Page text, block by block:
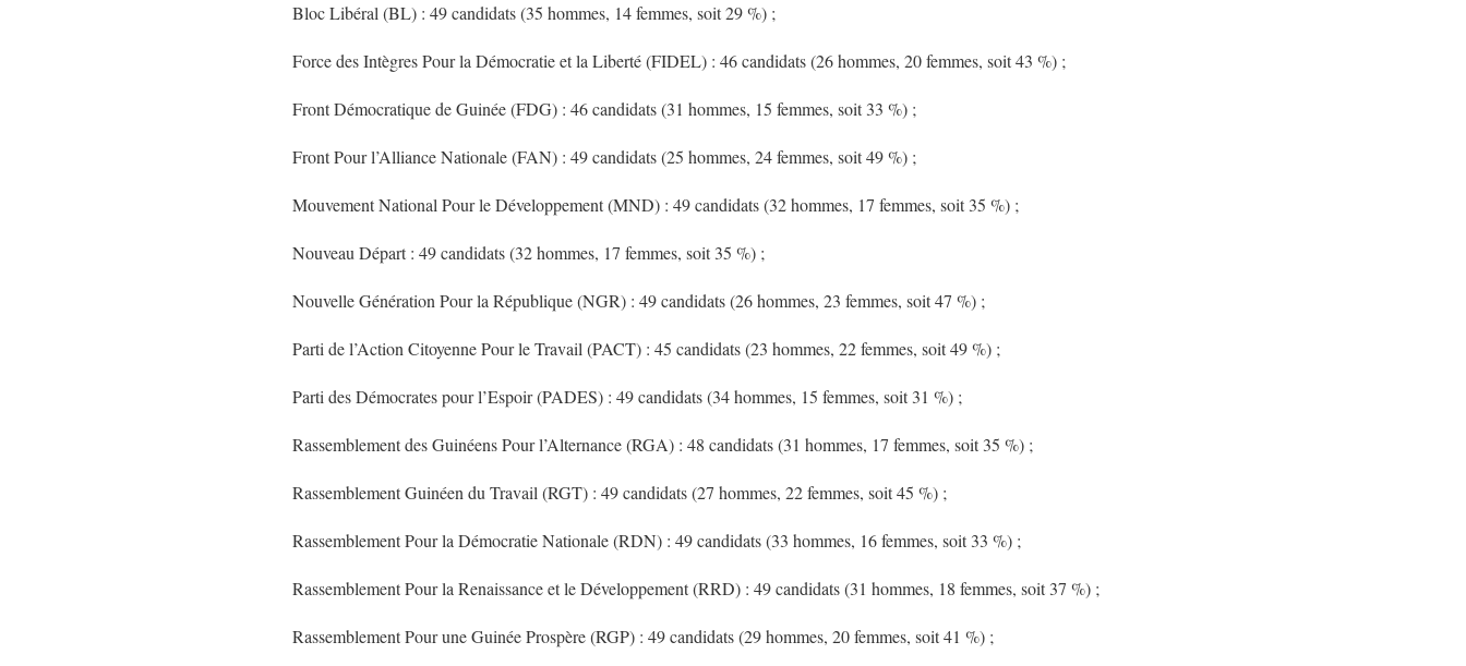
Bloc Libéral (BL) : 49 candidats (35 hommes, 14 femmes, soit 29 %) ;
Force des Intègres Pour la Démocratie et la Liberté (FIDEL) : 46 candidats (26 hommes, 20 femmes, soit 43 %) ;
Front Démocratique de Guinée (FDG) : 46 candidats (31 hommes, 15 femmes, soit 33 %) ;
Front Pour l’Alliance Nationale (FAN) : 49 candidats (25 hommes, 24 femmes, soit 49 %) ;
Mouvement National Pour le Développement (MND) : 49 candidats (32 hommes, 17 femmes, soit 35 %) ;
Nouveau Départ : 49 candidats (32 hommes, 17 femmes, soit 35 %) ;
Nouvelle Génération Pour la République (NGR) : 49 candidats (26 hommes, 23 femmes, soit 47 %) ;
Parti de l’Action Citoyenne Pour le Travail (PACT) : 45 candidats (23 hommes, 22 femmes, soit 49 %) ;
Parti des Démocrates pour l’Espoir (PADES) : 49 candidats (34 hommes, 15 femmes, soit 31 %) ;
Rassemblement des Guinéens Pour l’Alternance (RGA) : 48 candidats (31 hommes, 17 femmes, soit 35 %) ;
Rassemblement Guinéen du Travail (RGT) : 49 candidats (27 hommes, 22 femmes, soit 45 %) ;
Rassemblement Pour la Démocratie Nationale (RDN) : 49 candidats (33 hommes, 16 femmes, soit 33 %) ;
Rassemblement Pour la Renaissance et le Développement (RRD) : 49 candidats (31 hommes, 18 femmes, soit 37 %) ;
Rassemblement Pour une Guinée Prospère (RGP) : 49 candidats (29 hommes, 20 femmes, soit 41 %) ;